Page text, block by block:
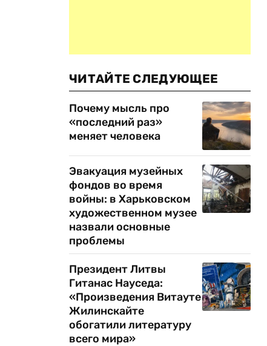
ЧИТАЙТЕ СЛЕДУЮЩЕЕ
Почему мысль про
«последний раз»
меняет человека
Эвакуация музейных
фондов во время
войны: в Харьковском
художественном музее
назвали основные
проблемы
Президент Литвы
Гитанас Науседа:
«Произведения Витауте
Жилинскайте
обогатили литературу
всего мира»